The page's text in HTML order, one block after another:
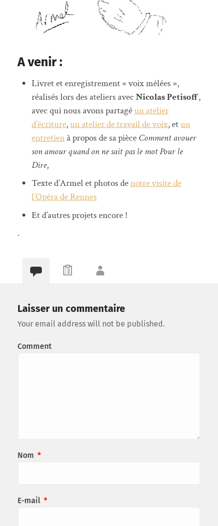
A venir :
Livret et enregistrement « voix mêlées »,
réalisés lors des ateliers avec Nicolas Petisoff,
avec qui nous avons partagéun atelier
d’écriture,un atelier de travail de voix, etun
entretienà propos de sa pièce Comment avouer
son amour quand on ne sait pas le mot Pour le
Dire,
Texte d’Armel et photos denotre visite de
l’Opéra de Rennes
Et d’autres projets encore !
.
Laisser un commentaire
Your email address will not be published.
Comment
Nom *
E-mail *